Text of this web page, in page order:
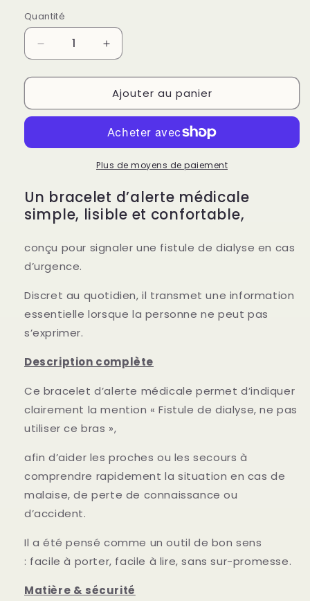
Quantité
Quantité
Réduire
la
quantité
Bracelet
–
dialyse.
Ne
pas
ce
bras.
Augmenter
la
quantité
de
Bracelet
médicale
–
Fistule
dialyse.
Ne
pas
ce
Ajouter au panier
Plus de moyens de paiement
Un bracelet d’alerte médicale
simple, lisible et confortable,
conçu pour signaler une fistule de dialyse en cas
d’urgence.
Discret au quotidien, il transmet une information
essentiellelorsque la personne ne peut pas
s’exprimer.
Description complète
Ce bracelet d’alerte médicale permet d’indiquer
clairement la mention « Fistule de dialyse, ne pas
utiliser ce bras »,
afin d’aider les proches ou les secours à
comprendre rapidement la situationen cas de
malaise, de perte de connaissance ou
d’accident.
Il a été pensé comme un outil de bon sens
: facile à porter, facile à lire, sans sur-promesse.
Matière & sécurité